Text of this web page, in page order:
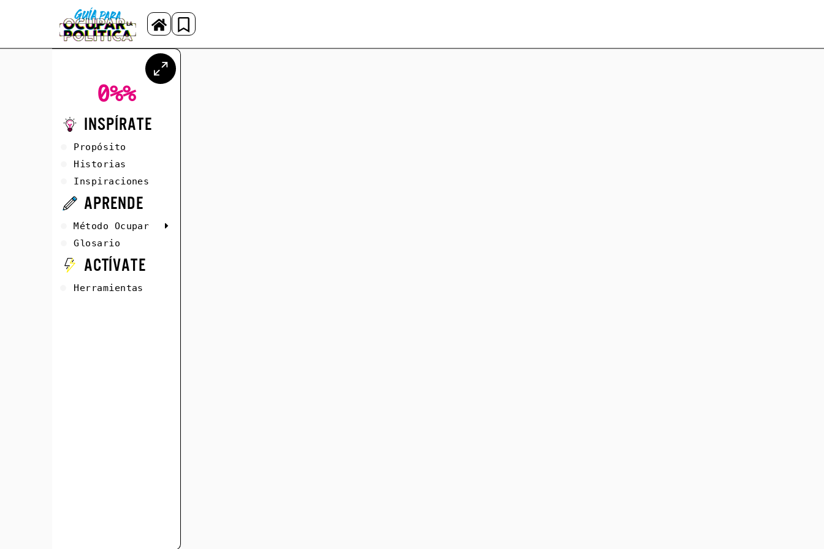
0%%
Inspírate
Propósito
Historias
Inspiraciones
Aprende
Método Ocupar
Glosario
Actívate
Herramientas